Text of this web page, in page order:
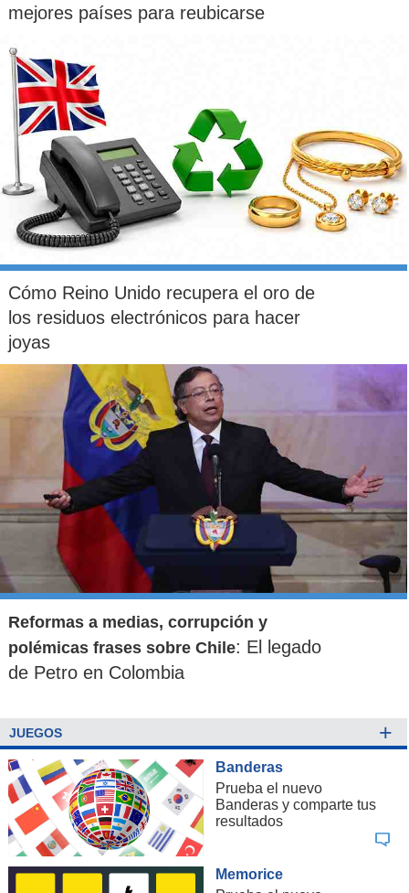
mejores países para reubicarse
Cómo Reino Unido recupera el oro de
los residuos electrónicos para hacer
joyas
Reformas a medias, corrupción y
polémicas frases sobre Chile: El legado
de Petro en Colombia
JUEGOS +
Banderas
Prueba el nuevo
Banderas y comparte tus
resultados
Memorice